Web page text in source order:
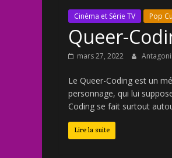
Cinéma et Série TV Pop
Queer-
mars 27, 2022
Le Queer-Coding est un
personnage, qui lui
Coding se fait surtout
Lire la suite